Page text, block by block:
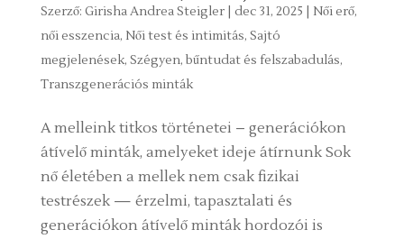
Szerző: Girisha Andrea Steigler| dec 31, 2025
Női erő,
női esszencia, Női test és intimitás, Sajtó
megjelenések, Szégyen, bűntudat és felszabadulás,
Transzgenerációs minták
A melleink titkos történetei – generációkon
átívelő minták, amelyeket ideje átírnunk Sok
nő életében a mellek nem csak fizikai
testrészek — érzelmi, tapasztalati és
generációkon átívelő minták hordozói is